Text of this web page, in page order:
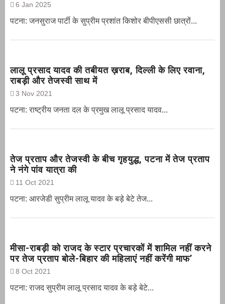
6 Jan 2025
पटना: जनसुराज पार्टी के सुप्रीम प्रशांत किशोर बीपीएससी छात्रों...
लालू प्रसाद यादव की तबीयत ख़राब, दिल्ली के लिए रवाना,
राबड़ी और तेजस्वी साथ में
3 Nov 2021
पटना: राष्ट्रीय जनता दल के प्रमुख लालू प्रसाद यादव...
तेज प्रताप और तेजस्वी के बीच गृहयुद्ध, पटना में तेज प्रताप
ने नंगे पांव यात्रा की
11 Oct 2021
पटना: आरजेडी सुप्रीम लालू यादव के बड़े बेटे तेज...
मीसा-राबड़ी को राजद के स्टार प्रचारकों में शामिल नहीं करने
पर तेज प्रताप बोले-बिहार की महिलाएं नहीं करेंगी माफ’
8 Oct 2021
पटना: राजद सुप्रीम लालू प्रसाद यादव के बड़े बेटे...